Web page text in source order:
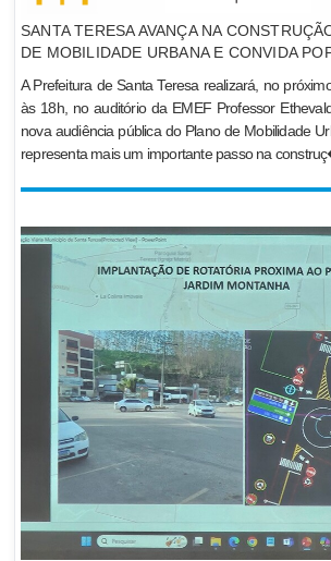
SANTA TERESA AVANÇA NA
DE MOBILIDADE URBANA E CONVIDA
A Prefeitura de Santa Teresa realizará, no
às 18h, no auditório da EMEF Professor
nova audiência pública do Plano de Mobilidade
representa mais um importante passo na